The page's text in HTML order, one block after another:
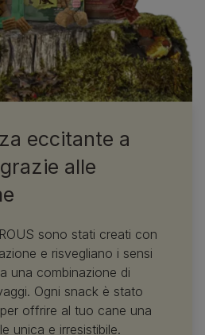
eccitante a
alle
sono stati creati con
e risvegliano i sensi
una combinazione di
Ogni snack è stato
offrire al tuo cane una
unica e irresistibile.